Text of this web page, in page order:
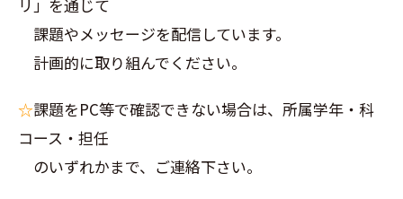
リ」を通じて
課題やメッセージを配信しています。
計画的に取り組んでください。
☆課題をPC等で確認できない場合は、所属学年・科
コース・担任
のいずれかまで、ご連絡下さい。